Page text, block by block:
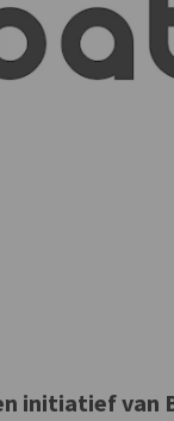
initiatief van